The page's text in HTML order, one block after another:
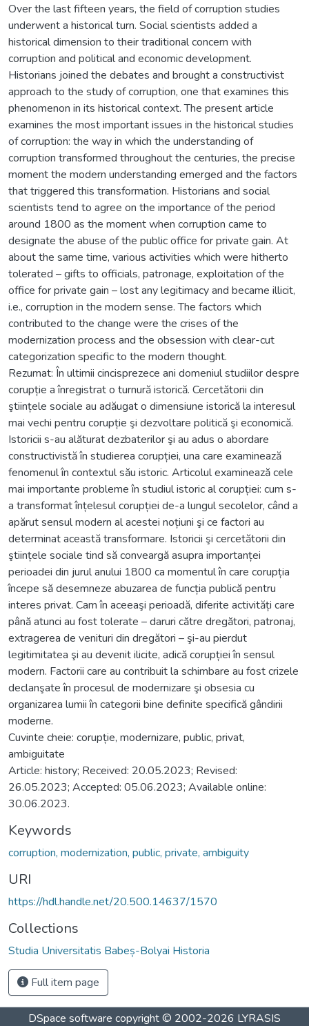
Over the last fifteen years, the field of corruption studies
underwent a historical turn. Social scientists added a
historical dimension to their traditional concern with
corruption and political and economic development.
Historians joined the debates and brought a constructivist
approach to the study of corruption, one that examines this
phenomenon in its historical context. The present article
examines the most important issues in the historical studies
of corruption: the way in which the understanding of
corruption transformed throughout the centuries, the precise
moment the modern understanding emerged and the factors
that triggered this transformation. Historians and social
scientists tend to agree on the importance of the period
around 1800 as the moment when corruption came to
designate the abuse of the public office for private gain. At
about the same time, various activities which were hitherto
tolerated – gifts to officials, patronage, exploitation of the
office for private gain – lost any legitimacy and became illicit,
i.e., corruption in the modern sense. The factors which
contributed to the change were the crises of the
modernization process and the obsession with clear-cut
categorization specific to the modern thought.
Rezumat: În ultimii cincisprezece ani domeniul studiilor despre
corupție a înregistrat o turnură istorică. Cercetătorii din
ştiințele sociale au adăugat o dimensiune istorică la interesul
mai vechi pentru corupție şi dezvoltare politică şi economică.
Istoricii s-au alăturat dezbaterilor şi au adus o abordare
constructivistă în studierea corupției, una care examinează
fenomenul în contextul său istoric. Articolul examinează cele
mai importante probleme în studiul istoric al corupției: cum s-
a transformat înțelesul corupției de-a lungul secolelor, când a
apărut sensul modern al acestei noțiuni şi ce factori au
determinat această transformare. Istoricii şi cercetătorii din
ştiințele sociale tind să conveargă asupra importanței
perioadei din jurul anului 1800 ca momentul în care corupția
începe să desemneze abuzarea de funcția publică pentru
interes privat. Cam în aceeaşi perioadă, diferite activități care
până atunci au fost tolerate – daruri către dregători, patronaj,
extragerea de venituri din dregători – şi-au pierdut
legitimitatea şi au devenit ilicite, adică corupției în sensul
modern. Factorii care au contribuit la schimbare au fost crizele
declanşate în procesul de modernizare şi obsesia cu
organizarea lumii în categorii bine definite specifică gândirii
moderne.
Cuvinte cheie: corupție, modernizare, public, privat,
ambiguitate
Article: history; Received: 20.05.2023; Revised:
26.05.2023; Accepted: 05.06.2023; Available online:
30.06.2023.
Keywords
corruption, modernization, public, private, ambiguity
URI
https://hdl.handle.net/20.500.14637/1570
Collections
Studia Universitatis Babeș-Bolyai Historia
Full item page
DSpace software copyright © 2002-2026 LYRASIS